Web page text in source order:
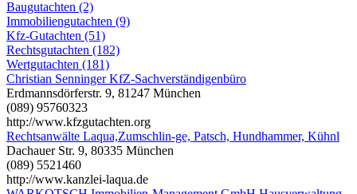
Baugutachten (2)
Immobiliengutachten (9)
Kfz-Gutachten (51)
Rechtsgutachten (182)
Wertgutachten (181)
Christian Senninger KfZ-Sachverständigenbüro
Erdmannsdörferstr. 9, 81247 München
(089) 95760323
http://www.kfzgutachten.org
Rechtsanwälte Laqua,Zumschlin-ge, Patsch, Hundhammer, Kühnl
Dachauer Str. 9, 80335 München
(089) 5521460
http://www.kanzlei-laqua.de